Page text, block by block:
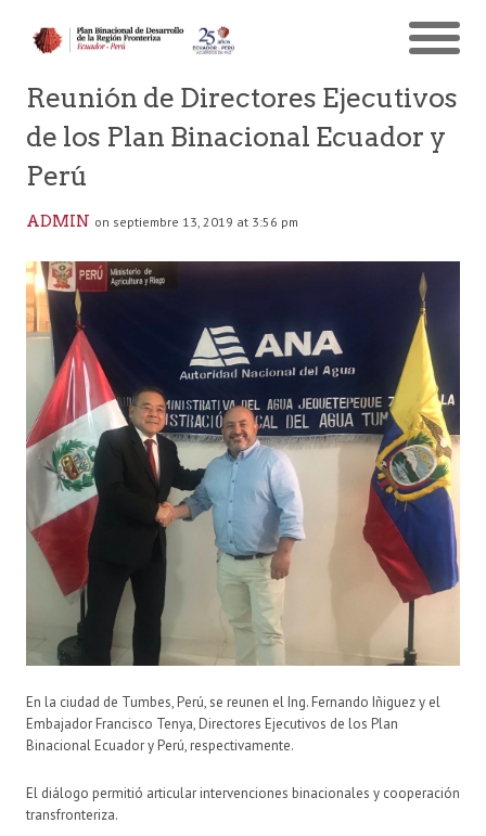
Reunión de Directores Ejecutivos
de los Plan Binacional Ecuador y
Perú
ADMIN on septiembre 13, 2019 at 3:56 pm
En la ciudad de Tumbes, Perú, se reunen el Ing. Fernando Iñiguez y el
Embajador Francisco Tenya, Directores Ejecutivos de los Plan
Binacional Ecuador y Perú, respectivamente.
El diálogo permitió articular intervenciones binacionales y cooperación
transfronteriza.